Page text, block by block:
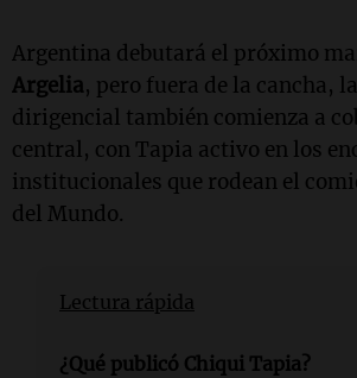
Argentina debutará el próximo
Argelia, pero fuera de la cancha,
dirigencial también comienza a
central, con Tapia activo en los
institucionales que rodean el
del Mundo.
Lectura rápida
¿Qué publicó Chiqui Tapia?